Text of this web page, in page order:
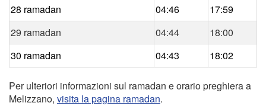
28 ramadan
04:46
17:59
29 ramadan
04:44
18:00
30 ramadan
04:43 18:02
Per ulteriori informazioni sul ramadan e orario preghiera a
Melizzano, visita la pagina ramadan.